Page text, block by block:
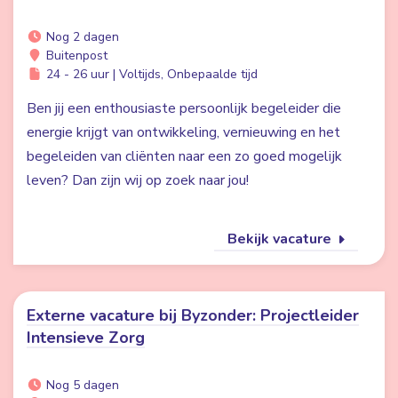
Nog 2 dagen
Buitenpost
24 - 26 uur | Voltijds, Onbepaalde tijd
Ben jij een enthousiaste persoonlijk begeleider die
energie krijgt van ontwikkeling, vernieuwing en het
begeleiden van cliënten naar een zo goed mogelijk
leven? Dan zijn wij op zoek naar jou!
Bekijk vacature
Externe vacature bij Byzonder: Projectleider
Intensieve Zorg
Nog 5 dagen